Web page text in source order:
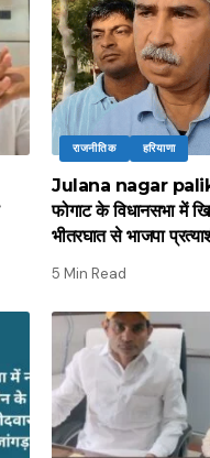
राजनीतिक हरियाणा
Julana nagar
फोगाट के विधानसभा में
भीतरघात से भाजपा
5 Min Read